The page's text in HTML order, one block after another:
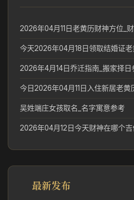
2026年4月14日乔迁指南_搬家择日
吴姓端庄女孩取名_名字寓意参考
最新发布